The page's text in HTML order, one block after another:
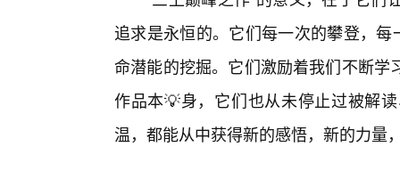
追求是永恒的。它们每一次的攀登，
命潜能的挖掘。它们激励着我们不断
作品本💡身，它们也从未停止过被解
温，都能从中获得新的感悟，新的力量